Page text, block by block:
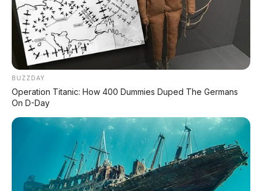
BUZZDAY
Operation Titanic: How 400 Dummies Duped The Germans
On D-Day